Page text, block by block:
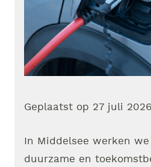
Geplaatst op 27 juli 2026
In Middelsee werken
duurzame en